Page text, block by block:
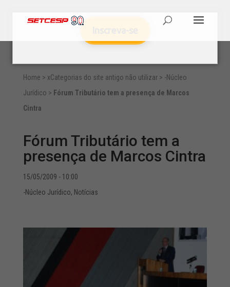
Home > xCategorias do site antigo não utilizar> -Núcleo
Jurídico > Fórum Tributário tem a presença de Marcos
Cintra
Fórum Tributário tem a
presença de Marcos Cintra
15/05/2009 - 10:00
-Núcleo Jurídico, Notícias